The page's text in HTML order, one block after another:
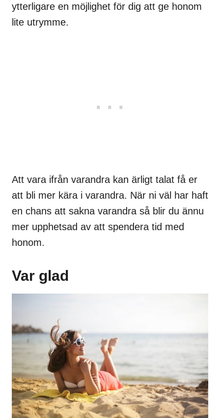
ytterligare en möjlighet för dig att ge honom
lite utrymme.
Att vara ifrån varandra kan ärligt talat få er
att bli mer kära i varandra. När ni väl har haft
en chans att sakna varandra så blir du ännu
mer upphetsad av att spendera tid med
honom.
Var glad